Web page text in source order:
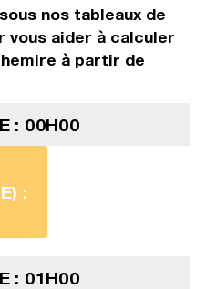
nos tableaux de
vous aider à calculer
à partir de
: 00H00
:
: 01H00